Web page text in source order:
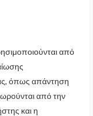
από
όπως απάντηση
από την
και η